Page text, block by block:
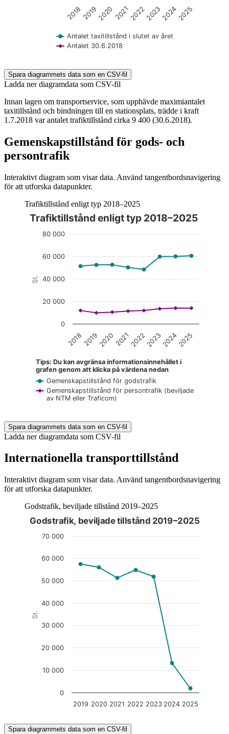
Antalet taxitillstånd i slutet av året
Antalet 30.6.2018
201820192020 20212022202320242025
Spara diagrammets data som en CSV-fil
Ladda ner diagramdata som CSV-fil
Innan lagen om transportservice, som upphävde maximiantalet
taxitillstånd och bindningen till en stationsplats, trädde i kraft
1.7.2018 var antalet trafiktillstånd cirka 9 400 (30.6.2018).
Gemenskapstillstånd för gods- och
persontrafik
Interaktivt diagram som visar data. Använd tangentbordsnavigering
för att utforska datapunkter.
Trafiktillstånd enligt typ 2018–2025
Diagrammet är interaktivt. Navigera till diagrammet med
St.
Trafiktillstånd enligt typ 2018–2025
Gemenskapstillstånd för godstrafik
Gemenskapstillstånd för persontrafik (beviljade
av NTM eller Traficom)
Tips: Du kan avgränsa informationsinnehållet i
grafen genom att klicka på värdena nedan
20182019202020212022202320242025
0
20 000
40 000
60 000
80 000
Spara diagrammets data som en CSV-fil
Ladda ner diagramdata som CSV-fil
Internationella transporttillstånd
Interaktivt diagram som visar data. Använd tangentbordsnavigering
för att utforska datapunkter.
Godstrafik, beviljade tillstånd 2019–2025
Diagrammet är interaktivt. Navigera till diagrammet med
St.
Godstrafik, beviljade tillstånd 2019–2025
2019 2020 2021 2022 2023 2024 2025
0
10 000
20 000
30 000
40 000
50 000
60 000
70 000
Spara diagrammets data som en CSV-fil